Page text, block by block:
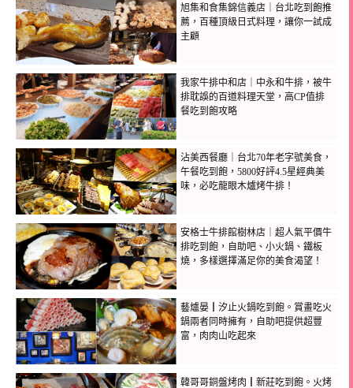
旭集和食集錦信義店｜台北吃到飽推
薦，百種頂級日式料理，讓你一試成
主顧
我家牛排中和店｜中永和牛排，被牛
排耽誤的百道料理天堂，高CP值排
餐吃到飽攻略
沾美西餐廳｜台北70年老字號美食，
午餐吃到飽，5800好評4.5星經典美
味，必吃龍眼木爐烤牛排！
安格士牛排館樹林店｜超人氣平價牛
排吃到飽，自助吧、小火鍋、鐵板
燒，多樣選擇滿足你的美食渴望！
藝爐晏┃汐止火鍋吃到飽。賞畫吃火
鍋兩者同時擁有，自助吧提供超豐
富，肉肉山吃起來
韓哥哥銅盤烤肉┃新莊吃到飽。火烤